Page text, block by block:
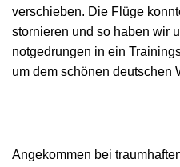
verschieben. Die Flüge
stornieren und so haben wir
notgedrungen in ein
um dem schönen deutschen
Angekommen bei